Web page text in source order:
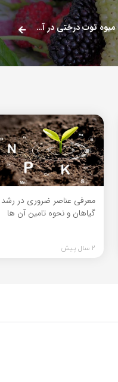
آغاز برداشت بیش از 250 تن میوه توت درختی در آذربایجان غربی
معرفی عناصر ضروری در رشد
گیاهان و نحوه تامین آن ها
2 سال پیش